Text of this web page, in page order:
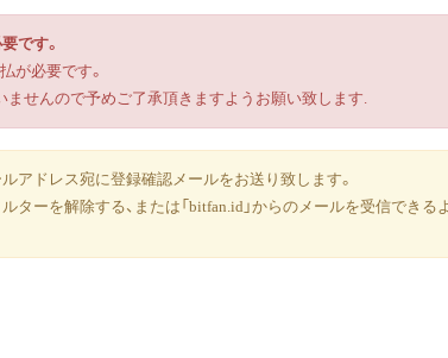
です。
が必要です。
ませんので予めご了承頂きますようお願い致します.
アドレス宛に登録確認メールをお送り致します。
ターを解除する、または「bitfan.id」からのメールを受信でき